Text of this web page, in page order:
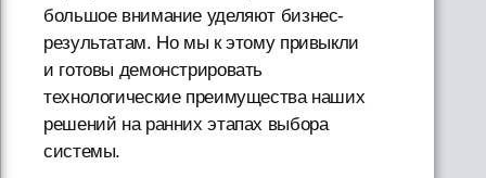
большое внимание уделяют бизнес-
результатам. Но мы к этому привыкли
и готовы демонстрировать
технологические преимущества наших
решений на ранних этапах выбора
системы.